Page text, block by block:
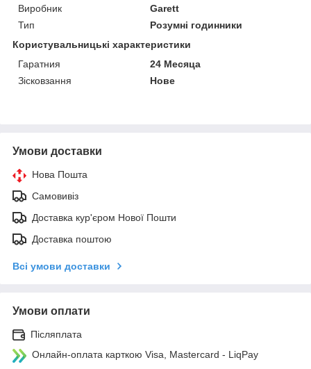
Виробник
Garett
Тип
Розумні годинники
Користувальницькі характеристики
Гаратния
24 Месяца
Зісковзання
Нове
Умови доставки
Нова Пошта
Самовивіз
Доставка кур'єром Нової Пошти
Доставка поштою
Всі умови доставки
Умови оплати
Післяплата
Онлайн-оплата карткою Visa, Mastercard - LiqPay